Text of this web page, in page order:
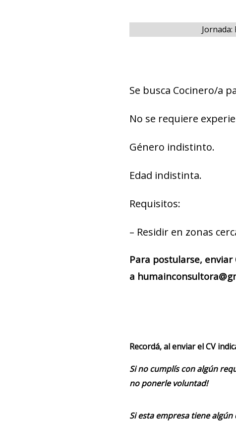
Se busca Cocinero/a
No se requiere
Género indistinto.
Edad indistinta.
Requisitos:
– Residir en zonas
Para postularse, enviar
a
Recordá, al enviar el CV
Si no cumplís con algún
no ponerle voluntad!
Si esta empresa tiene